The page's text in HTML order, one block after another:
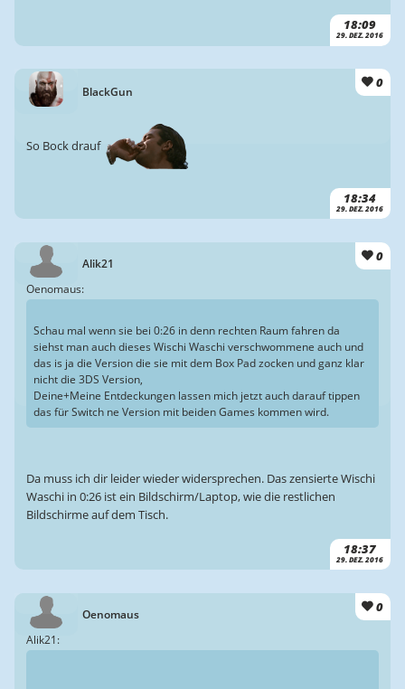
18:09
29. DEZ. 2016
BlackGun
0
18:34
29. DEZ. 2016
So Bock drauf
Alik21 0
18:37
29. DEZ. 2016
Oenomaus:
Schau mal wenn sie bei 0:26 in denn rechten Raum fahren da
siehst man auch dieses Wischi Waschi verschwommene auch und
das is ja die Version die sie mit dem Box Pad zocken und ganz klar
nicht die 3DS Version,
Deine+Meine Entdeckungen lassen mich jetzt auch darauf tippen
das für Switch ne Version mit beiden Games kommen wird.
Da muss ich dir leider wieder widersprechen. Das zensierte Wischi
Waschi in 0:26 ist ein Bildschirm/Laptop, wie die restlichen
Bildschirme auf dem Tisch.
Oenomaus 0
Alik21: